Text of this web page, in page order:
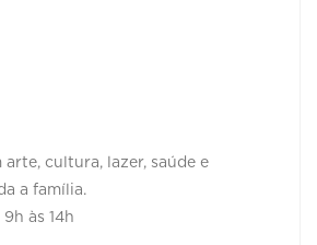
cultura, lazer, saúde e
a família.
às 14h